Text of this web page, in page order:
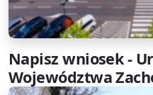
Napisz wniosek -
Województwa